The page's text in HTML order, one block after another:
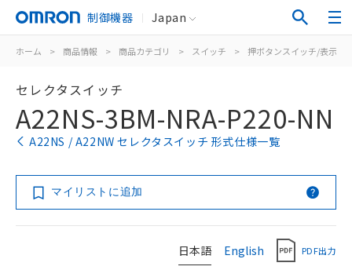
制御機器 Japan
ホーム > 商品情報 > 商品カテゴリ > スイッチ > 押ボタンスイッチ/表示灯
セレクタスイッチ
A22NS-3BM-NRA-P220-NN
A22NS / A22NW セレクタスイッチ 形式仕様一覧
マイリストに追加
日本語 English PDF出力